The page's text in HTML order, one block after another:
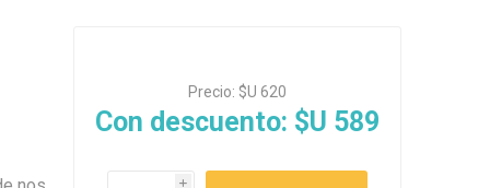
Brain Plus
TOW - Taste of
the Wild
Ropa
Precio: $U 620
Con descuento: $U 589
i